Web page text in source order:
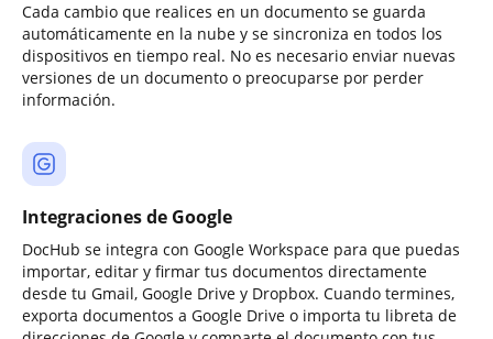
Cada cambio que realices en un documento se guarda
automáticamente en la nube y se sincroniza en todos los
dispositivos en tiempo real. No es necesario enviar nuevas
versiones de un documento o preocuparse por perder
información.
Integraciones de Google
DocHub se integra con Google Workspace para que puedas
importar, editar y firmar tus documentos directamente
desde tu Gmail, Google Drive y Dropbox. Cuando termines,
exporta documentos a Google Drive o importa tu libreta de